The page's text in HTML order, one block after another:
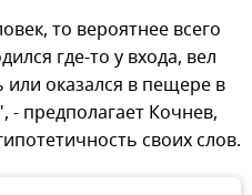
то вероятнее всего
где-то у входа, вел
или оказался в пещере в
- предполагает Кочнев,
своих слов.